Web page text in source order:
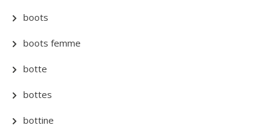
boots
boots femme
botte
bottes
bottine